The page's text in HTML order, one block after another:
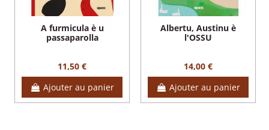
A furmicula è u
passaparolla
11,50 €
Ajouter au panier
Albertu, Austinu è
l'OSSU
14,00 €
Ajouter au panier